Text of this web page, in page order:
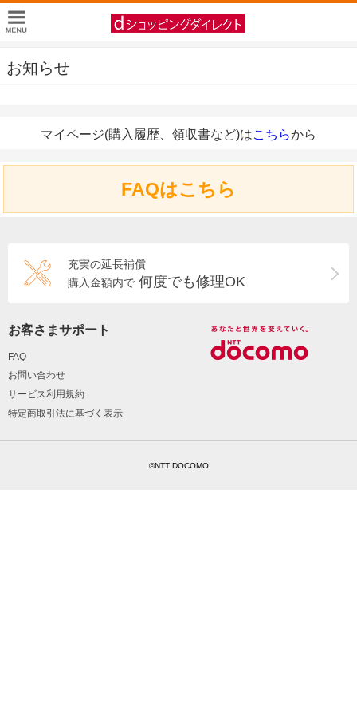
お知らせ
マイページ(購入履歴、領収書など)はこちらから
FAQはこちら
充実の延長補償
購入金額内で 何度でも修理OK
お客さまサポート
FAQ
お問い合わせ
サービス利用規約
特定商取引法に基づく表示
©NTT DOCOMO